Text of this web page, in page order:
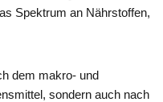
Spektrum an Nährstoffen,
dem makro- und
sondern auch nach